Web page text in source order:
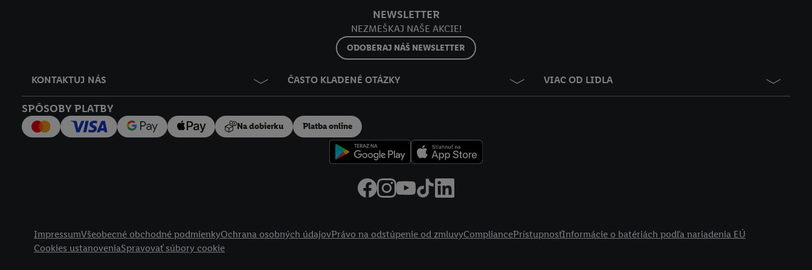
NEWSLETTER
NEZMEŠKAJ NAŠE AKCIE!
ODOBERAJ NÁŠ NEWSLETTER
KONTAKTUJ NÁS ČASTO KLADENÉ OTÁZKY VIAC OD LIDLA
SPÔSOBY PLATBY
Na dobierku Platba online
ImpressumVšeobecné obchodné podmienkyOchrana osobných údajovPrávo na odstúpenie od zmluvyCompliancePrístupnosťInformácie o batériách podľa nariadenia EÚ
Cookies ustanoveniaSpravovať súbory cookie